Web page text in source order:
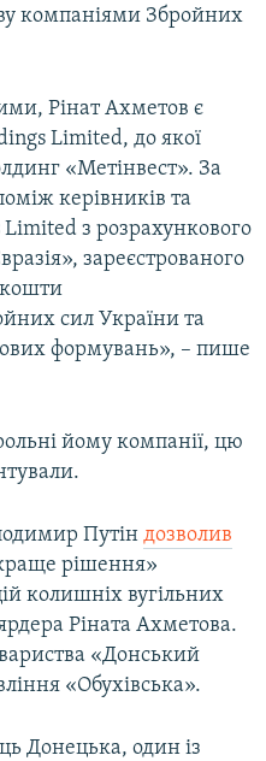
компаніями Збройних
Рінат Ахметов є
Limited, до якої
«Метінвест». За
керівників та
Limited з розрахункового
зареєстрованого
кошти
сил України та
формувань», – пише
йому компанії, цю
Путін дозволив
рішення»
колишніх вугільних
Ріната Ахметова.
«Донський
«Обухівська».
Донецька, один із